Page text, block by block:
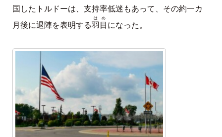
国したトルドーは、支持率低迷もあって、その約一カ
月後に退陣を表明する羽目
はめ
になった。